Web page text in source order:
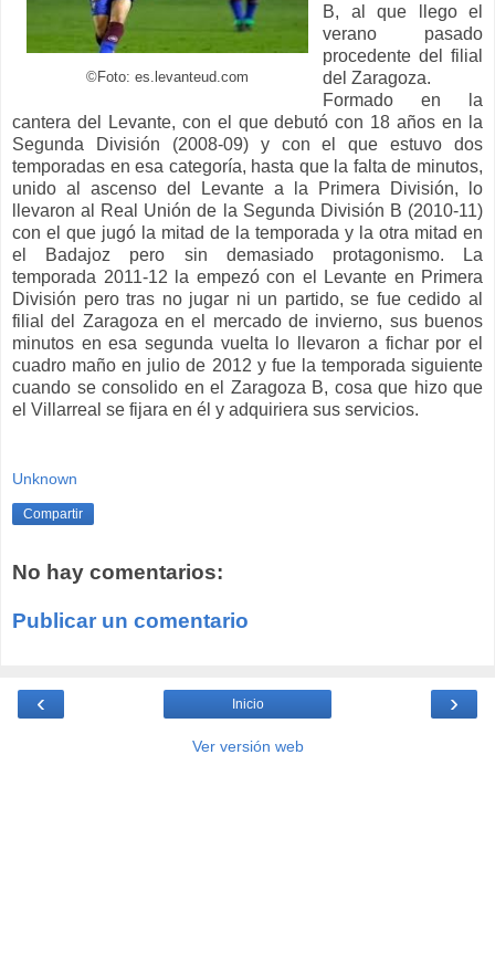
©Foto: es.levanteud.com
B, al que llego el
verano pasado
procedente del filial
del Zaragoza.
Formado en la
cantera del Levante, con el que debutó con 18 años en la
Segunda División (2008-09) y con el que estuvo dos
temporadas en esa categoría, hasta que la falta de minutos,
unido al ascenso del Levante a la Primera División, lo
llevaron al Real Unión de la Segunda División B (2010-11)
con el que jugó la mitad de la temporada y la otra mitad en
el Badajoz pero sin demasiado protagonismo. La
temporada 2011-12 la empezó con el Levante en Primera
División pero tras no jugar ni un partido, se fue cedido al
filial del Zaragoza en el mercado de invierno, sus buenos
minutos en esa segunda vuelta lo llevaron a fichar por el
cuadro maño en julio de 2012 y fue la temporada siguiente
cuando se consolido en el Zaragoza B, cosa que hizo que
el Villarreal se fijara en él y adquiriera sus servicios.
Unknown
Compartir
No hay comentarios:
Publicar un comentario
‹ ›
Inicio
Ver versión web